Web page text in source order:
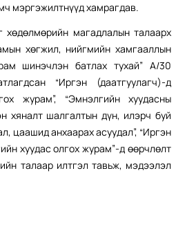
мэргэжилтнүүд хамрагдав.
хөдөлмөрийн магадлалын талаарх
хөгжил, нийгмийн хамгааллын
шинэчлэн батлах тухай” А/30
“Иргэн (даатгуулагч)-д
журам”, “Эмнэлгийн хуудасны
хяналт шалгалтын дүн, илэрч буй
цаашид анхаарах асуудал”, “Иргэн
хуудас олгох журам”-д өөрчлөлт
талаар илтгэл тавьж, мэдээлэл